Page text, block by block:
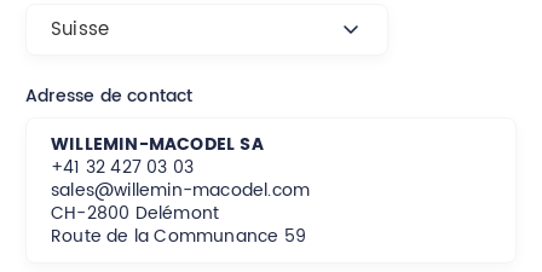
Suisse
Suisse
Allemagne
Adresse de contact
WILLEMIN-MACODEL SA
+41 32 427 03 03
sales@willemin-macodel.com
CH-2800 Delémont
Route de la Communance 59